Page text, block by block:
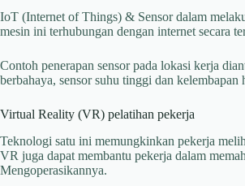
IoT (Internet of Things) & Sensor dalam
mesin ini terhubungan dengan internet secara
Contoh penerapan sensor pada lokasi kerja
berbahaya, sensor suhu tinggi dan kelembapan
Virtual Reality (VR) pelatihan pekerja
Teknologi satu ini memungkinkan pekerja
VR juga dapat membantu pekerja dalam
Mengoperasikannya.